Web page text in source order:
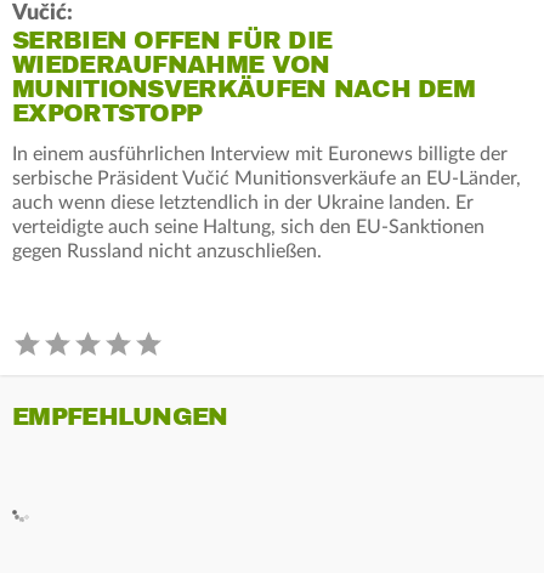
Vučić:
SERBIEN OFFEN FÜR DIE
WIEDERAUFNAHME VON
MUNITIONSVERKÄUFEN NACH DEM
EXPORTSTOPP
In einem ausführlichen Interview mit Euronews billigte der
serbische Präsident Vučić Munitionsverkäufe an EU-Länder,
auch wenn diese letztendlich in der Ukraine landen. Er
verteidigte auch seine Haltung, sich den EU-Sanktionen
gegen Russland nicht anzuschließen.
EMPFEHLUNGEN